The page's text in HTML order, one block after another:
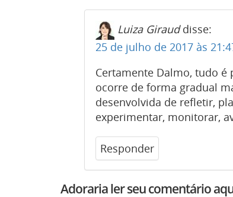
Luiza Giraud disse:
25 de julho de 2017 às
Certamente Dalmo, tudo
ocorre de forma gradual
desenvolvida de refletir,
experimentar, monitorar,
Responder
Adoraria ler seu comentário